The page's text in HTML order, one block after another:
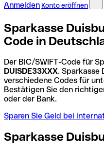
Anmelden Konto eröffnen
Sparkasse
Code in
Der BIC/SWIFT-Code für
DUISDE33XXX. Sparkasse
verschiedene Codes für
Bestätigen Sie den
oder der Bank.
Sparen Sie Geld bei
Sparkasse